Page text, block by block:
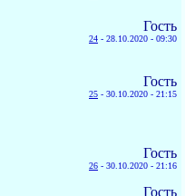
Гость
24 - 28.10.2020 - 09:30
Гость
25 - 30.10.2020 - 21:15
Гость
26 - 30.10.2020 - 21:16
Гость